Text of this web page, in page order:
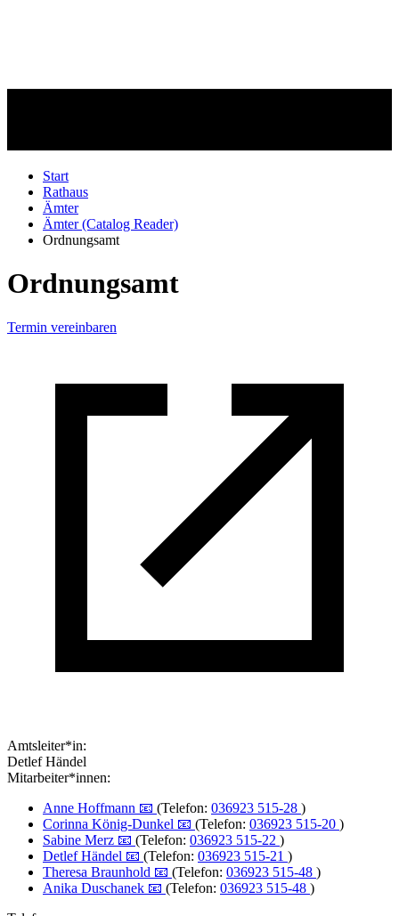
Start
Rathaus
Ämter
Ämter (Catalog Reader)
Ordnungsamt
Ordnungsamt
Termin vereinbaren
Amtsleiter*in:
Detlef Händel
Mitarbeiter*innen:
Anne Hoffmann 📧 (Telefon: 036923 515-28 )
Corinna König-Dunkel 📧 (Telefon: 036923 515-20 )
Sabine Merz 📧 (Telefon: 036923 515-22 )
Detlef Händel 📧 (Telefon: 036923 515-21 )
Theresa Braunhold 📧 (Telefon: 036923 515-48 )
Anika Duschanek 📧 (Telefon: 036923 515-48 )